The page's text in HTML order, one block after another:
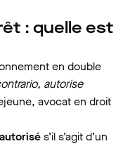
: quelle est
en double
autorise
avocat en droit
s’il s’agit d’un